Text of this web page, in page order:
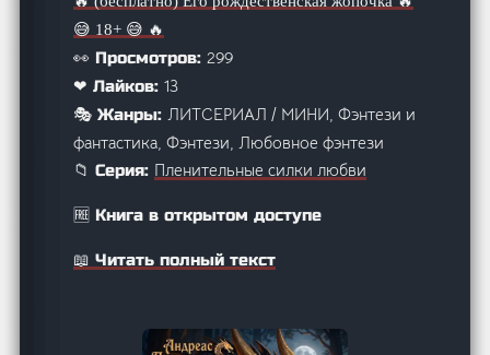
😅 18+ 😅 🔥
👀 Просмотров:299
❤ Лайков:13
🎭 Жанры:ЛИТСЕРИАЛ / МИНИ, Фэнтези и
фантастика, Фэнтези, Любовное фэнтези
📁 Серия: Пленительные силки любви
🆓 Книга в открытом доступе
📖 Читать полный текст